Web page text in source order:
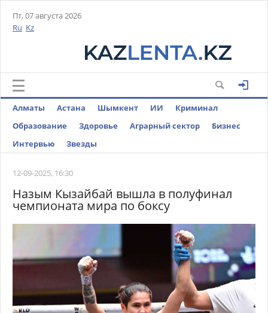
Пт, 07 августа 2026
Ru Kz
Алматы Астана Шымкент ИИ
Криминал
Образование
Здоровье Аграрный сектор
Бизнес
Интервью
Звезды
12-09-2025, 16:30
Назым Кызайбай вышла в полуфинал
чемпионата мира по боксу